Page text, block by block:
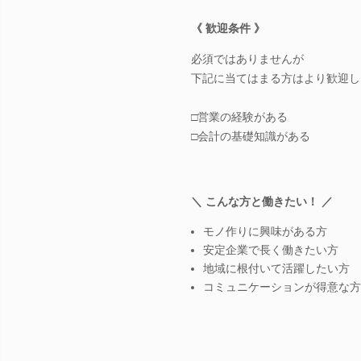
《 歓迎条件 》
必須ではありませんが
下記に当てはまる方はより歓迎
□営業の経験がある
□会計の基礎知識がある
＼ こんな方と働きたい！ ／
モノ作りに興味がある方
安定企業で長く働きたい方
地域に根付いて活躍したい方
コミュニケーションが得意な方